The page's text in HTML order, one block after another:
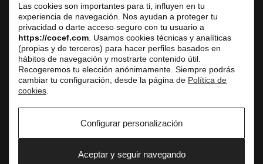
Atención al público únicamente con cita previa
Tel. fijo: +33 (0) 1 42 61 33 10
E-mail: service.commercial@cocef.com
www.cocef.com
www.empleofrancia.com
www.testelyte.com
Las cookies son importantes para ti, influyen en tu
experiencia de navegación. Nos ayudan a proteger tu
privacidad o darte acceso seguro con tu usuario a
https://cocef.com . Usamos cookies técnicas y analíticas
(propias y de terceros) para hacer perfiles basados en
hábitos de navegación y mostrarte contenido útil.
Recogeremos tu elección anónimamente. Siempre podrás
cambiar tu configuración, desde la página de Política de
cookies
Configurar personalización
Aceptar y seguir navegando